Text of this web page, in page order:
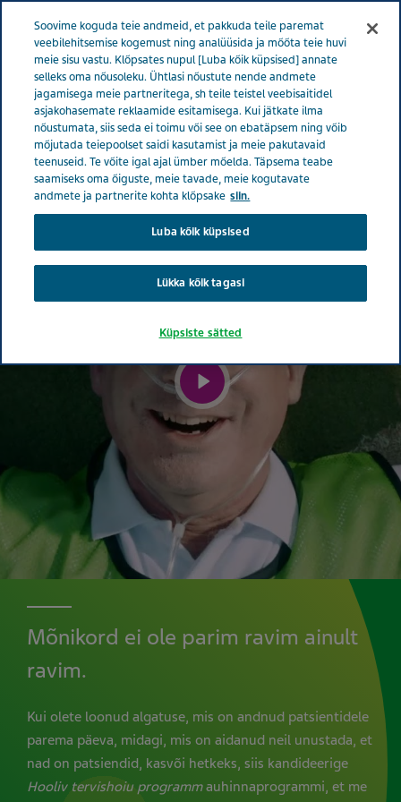
Vaata tervise teemasid
Hooldamine Hulgiskleroos
Mõnikord ei ole parim ravim ainult
ravim.
Kui olete loonud algatuse, mis on andnud patsientidele
parema päeva, midagi, mis on aidanud neil unustada, et
nad on patsiendid, kasvõi hetkeks, siis kandideerige
Hooliv tervishoiu programmauhinnaprogrammi, et me
Soovime koguda teie andmeid, et pakkuda teile paremat
veebilehitsemise kogemust ning analüüsida ja mõõta teie huvi
meie sisu vastu. Klõpsates nupul [Luba kõik küpsised] annate
selleks oma nõusoleku. Ühtlasi nõustute nende andmete
jagamisega meie partneritega, sh teile teistel veebisaitidel
asjakohasemate reklaamide esitamisega. Kui jätkate ilma
nõustumata, siis seda ei toimu või see on ebatäpsem ning võib
mõjutada teiepoolset saidi kasutamist ja meie pakutavaid
teenuseid. Te võite igal ajal ümber mõelda. Täpsema teabe
saamiseks oma õiguste, meie tavade, meie kogutavate
andmete ja partnerite kohta klõpsake siin.
Luba kõik küpsised
Lükka kõik tagasi
Küpsiste sätted